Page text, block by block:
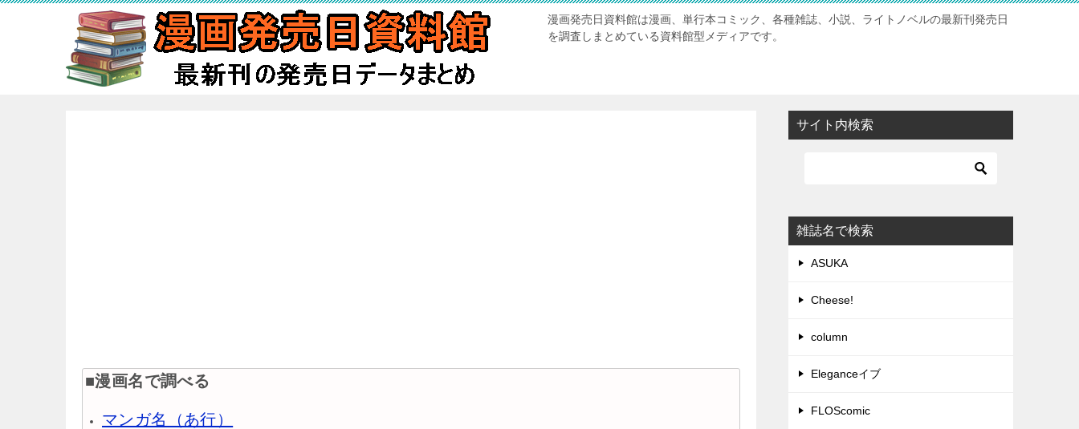
漫画発売日資料館は漫画、単行本コミック、各種雑誌、小説、ライトノベルの最新刊発売日
を調査しまとめている資料館型メディアです。
■漫画名で調べる
マンガ名（あ行）
サイト内検索
雑誌名で検索
ASUKA
Cheese!
column
Eleganceイブ
FLOScomic